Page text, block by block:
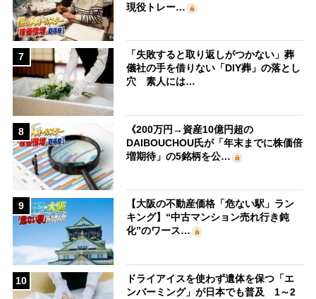
現役トレー…
7
「失敗すると取り返しがつかない」葬
儀社の手を借りない「DIY葬」の落とし
穴 素人には…
8
《200万円→資産10億円超の
DAIBOUCHOU氏が「年末までに株価倍
増期待」の5銘柄を公…
9
【大阪の不動産価格「危ない駅」ラン
キング】“中古マンション売れ行き鈍
化”のワース…
10
ドライアイスを使わず遺体を保つ「エ
ンバーミング」が日本でも普及 1～2